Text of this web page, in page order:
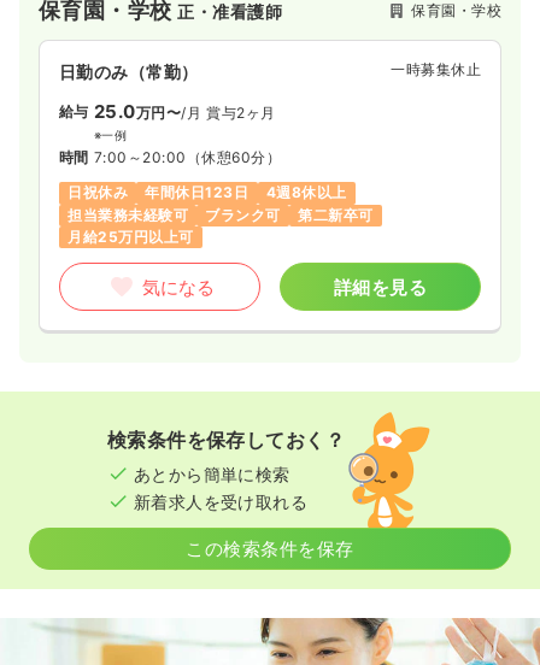
保育園・学校正・准看護師 保育園・学校
日勤のみ（常勤） 一時募集休止
給与 25.0万円〜/月 賞与2ヶ月
※一例
時間 7:00～20:00 （休憩60分）
日祝休み
年間休日123日
4週8休以上
担当業務未経験可
ブランク可
第二新卒可
月給25万円以上可
気になる 詳細を見る
検索条件を保存しておく？
あとから簡単に検索
新着求人を受け取れる
この検索条件を保存